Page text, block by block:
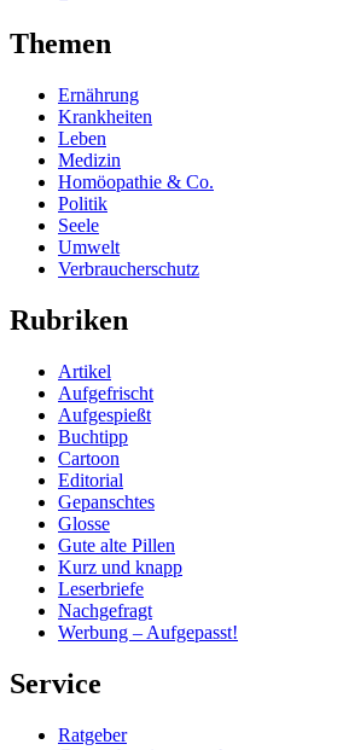
Themen
Ernährung
Krankheiten
Leben
Medizin
Homöopathie & Co.
Politik
Seele
Umwelt
Verbraucherschutz
Rubriken
Artikel
Aufgefrischt
Aufgespießt
Buchtipp
Cartoon
Editorial
Gepanschtes
Glosse
Gute alte Pillen
Kurz und knapp
Leserbriefe
Nachgefragt
Werbung – Aufgepasst!
Service
Ratgeber